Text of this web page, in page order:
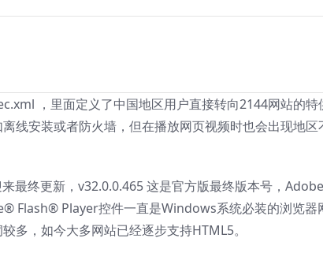
，里面定义了中国地区用户直接转向2144网站的特
线安装或者防火墙，但在播放网页视频时也会出现地区
最终更新，v32.0.0.465 这是官方版最终版本号，
Flash® Player控件一直是Windows系统必装的浏览器
多，如今大多网站已经逐步支持HTML5。